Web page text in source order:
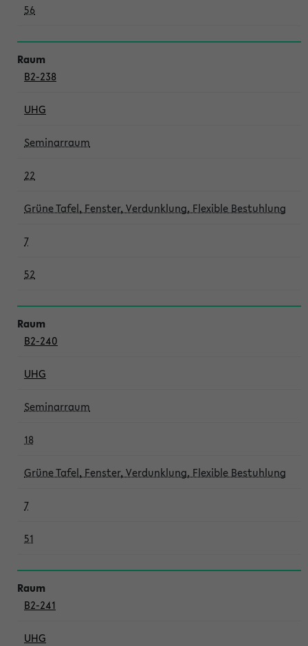
56
B2-238
UHG
Seminarraum
22
Grüne Tafel, Fenster, Verdunklung, Flexible Bestuhlung
7
52
B2-240
UHG
Seminarraum
18
Grüne Tafel, Fenster, Verdunklung, Flexible Bestuhlung
7
51
B2-241
UHG